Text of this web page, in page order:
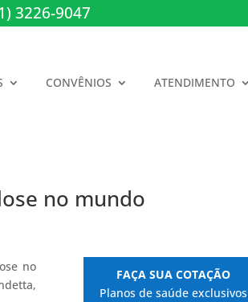
3226-9047
CONVÊNIOS ATENDIMENTO
no mundo
no
FAÇA SUA COTAÇÃO
Planos de saúde exclusivos